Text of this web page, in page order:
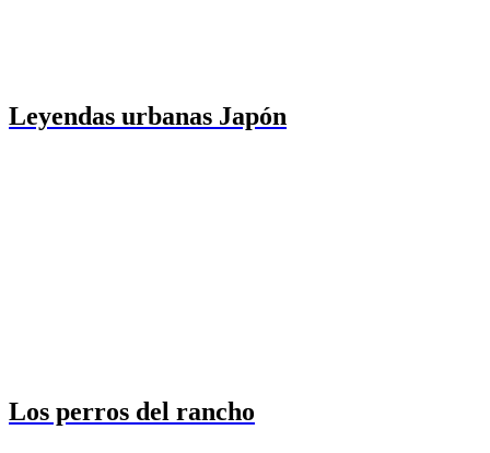
Leyendas urbanas Japón
Los perros del rancho